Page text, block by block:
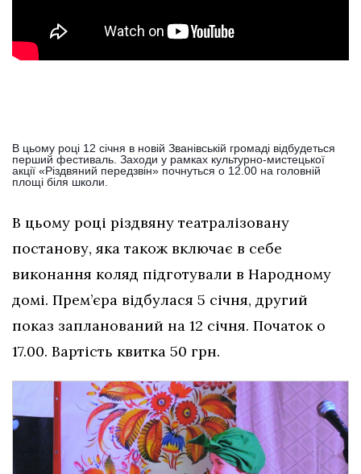
В цьому році 12 січня в новій Званівській громаді відбудеться
перший фестиваль. Заходи у рамках культурно-мистецької
акції «Різдвяний передзвін» почнуться о 12.00 на головній
площі біля школи.
В цьому році різдвяну театралізовану
постанову, яка також включає в себе
виконання коляд підготували в Народному
домі. Прем’єра відбулася 5 січня, другий
показ запланований на 12 січня. Початок о
17.00. Вартість квитка 50 грн.